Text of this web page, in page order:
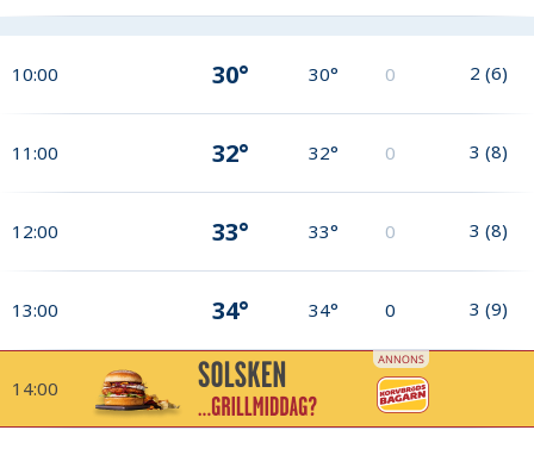
10:00 30° 30° 0 2 (6)
11:00 32° 32° 0 3 (8)
12:00 33° 33° 0 3 (8)
13:00 34° 34° 0 3 (9)
14:00